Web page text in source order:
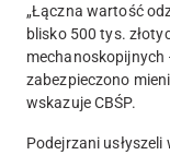
„Łączna wartość
blisko 500 tys.
zabezpieczono
wskazuje CBŚP.
Podejrzani